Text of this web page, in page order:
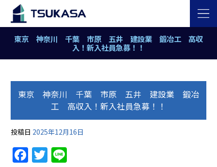
東京 神奈川 千葉 市原 五井 建設業 鍛冶工 高収
入！新入社員急募！！
東京 神奈川 千葉 市原 五井 建設業 鍛冶
工 高収入！新入社員急募！！
投稿日 2025年12月16日
Facebook
Twitter